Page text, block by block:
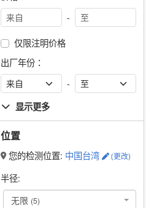
-
仅限注明价格
出厂年份：
-
显示更多
位置
您的检测位置: 中国台湾 (更改)
半径:
无限 (5)